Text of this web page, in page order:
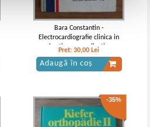
Bara Constantin -
Electrocardiografie clinica in
chestionare explicative
Pret:30,00 Lei
Adaugă în coș
-35%